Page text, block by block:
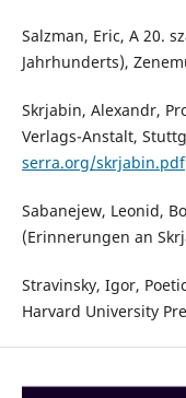
Salzman, Eric, A 20.
Jahrhunderts),
Skrjabin, Alexandr,
Verlags-Anstalt,
serra.org/skrjabin.pdf
Sabanejew, Leonid,
(Erinnerungen an
Stravinsky, Igor,
Harvard University